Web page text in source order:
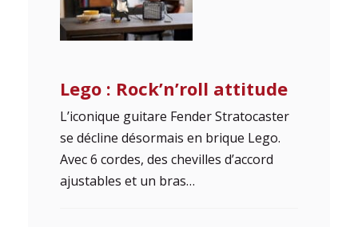
Lego : Rock’n’roll attitude
L’iconique guitare Fender Stratocaster
se décline désormais en brique Lego.
Avec 6 cordes, des chevilles d’accord
ajustables et un bras…